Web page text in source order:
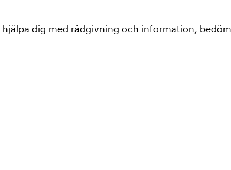
hjälpa dig med rådgivning och information,